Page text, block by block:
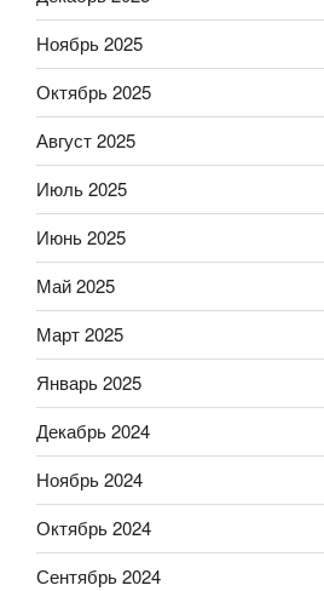
Ноябрь 2025
Октябрь 2025
Август 2025
Июль 2025
Июнь 2025
Май 2025
Март 2025
Январь 2025
Декабрь 2024
Ноябрь 2024
Октябрь 2024
Сентябрь 2024